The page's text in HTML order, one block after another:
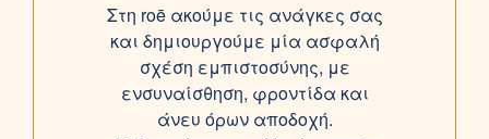
Στη roē ακούμε τις ανάγκες σας
και δημιουργούμε μία ασφαλή
σχέση εμπιστοσύνης, με
ενσυναίσθηση, φροντίδα και
άνευ όρων αποδοχή.